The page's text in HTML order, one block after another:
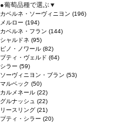
●葡萄品種で選ぶ▼
カベルネ・ソーヴィニヨン (196)
メルロー (194)
カベルネ・フラン (144)
シャルドネ (95)
ピノ・ノワール (82)
プティ・ヴェルド (64)
シラー (59)
ソーヴィニヨン・ブラン (53)
マルベック (50)
カルメネール (22)
グルナッシュ (22)
リースリング (21)
プティ・シラー (20)